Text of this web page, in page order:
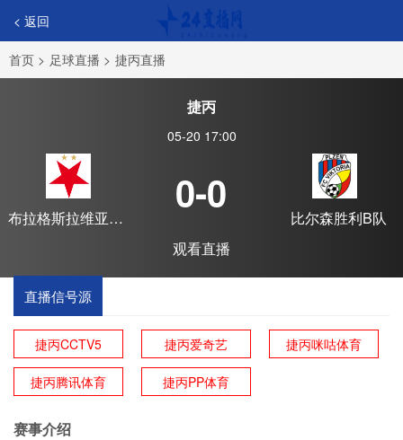
< 返回
首页 > 足球直播 > 捷丙直播
捷丙
05-20 17:00
布拉格斯拉维亚C
0-0
比尔森胜利B队
观看直播
直播信号源
捷丙CCTV5 捷丙爱奇艺 捷丙咪咕体育
捷丙腾讯体育 捷丙PP体育
赛事介绍